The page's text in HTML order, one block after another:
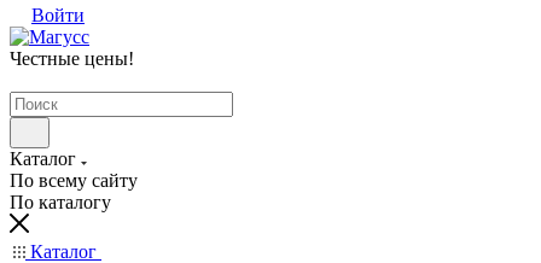
Войти
Честные цены!
Каталог
По всему сайту
По каталогу
Каталог